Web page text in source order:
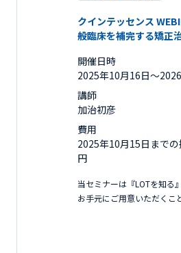
クインテッセンス
般臨床を補完する矯正
開催日時
2025年10月16日〜
講師
加治初彦
費用
2025年10月15日まで
円
当セミナーは『LOTを知る
お手元にご用意いただくこ